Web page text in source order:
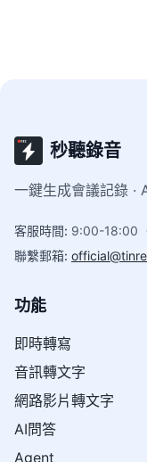
秒聽錄音
一鍵生成會議記錄 ·
客服時間: 9:00-18:00（
聯繫郵箱:
功能
即時轉寫
音訊轉文字
網路影片轉文字
AI問答
Agent